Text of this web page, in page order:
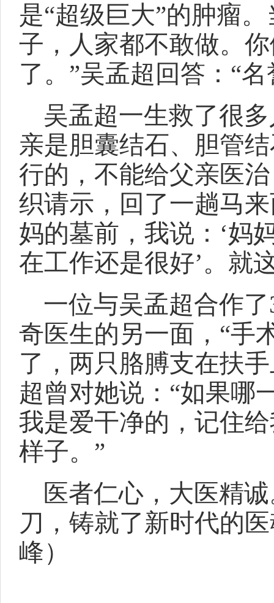
是“超级巨大”的肿瘤
子，人家都不敢做。
了。”吴孟超回答：“
吴孟超一生救了很
亲是胆囊结石、胆管
行的，不能给父亲医
织请示，回了一趟马
妈的墓前，我说：‘妈
在工作还是很好’。就
一位与吴孟超合作
奇医生的另一面，“手
了，两只胳膊支在扶
超曾对她说：“如果哪
我是爱干净的，记住
样子。”
医者仁心，大医精
刀，铸就了新时代的
峰）